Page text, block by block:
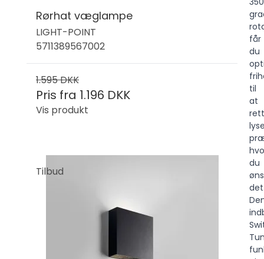
Rørhat væglampe
LIGHT-POINT
5711389567002
1.595 DKK
Pris fra 1.196 DKK
Vis produkt
Tilbud
får
du
til
at
du